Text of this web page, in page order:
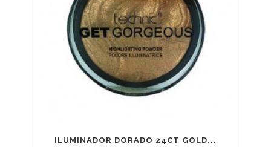
ILUMINADOR DORADO 24CT GOLD...